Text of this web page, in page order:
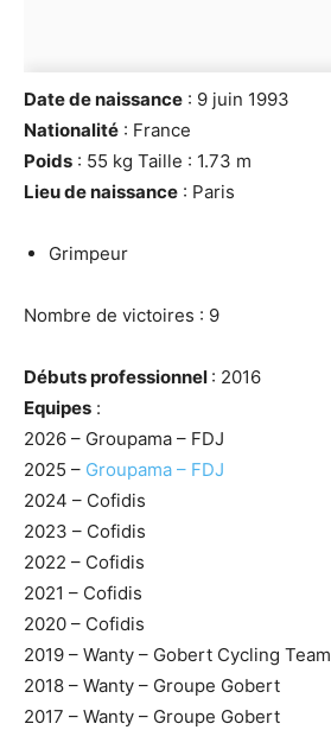
Date de naissance : 9 juin 1993
Nationalité : France
Poids : 55 kg Taille : 1.73 m
Lieu de naissance : Paris
Grimpeur
Nombre de victoires : 9
Débuts professionnel : 2016
Equipes :
2026 – Groupama – FDJ
2025 – Groupama – FDJ
2024 – Cofidis
2023 – Cofidis
2022 – Cofidis
2021 – Cofidis
2020 – Cofidis
2019 – Wanty – Gobert Cycling Team
2018 – Wanty – Groupe Gobert
2017 – Wanty – Groupe Gobert